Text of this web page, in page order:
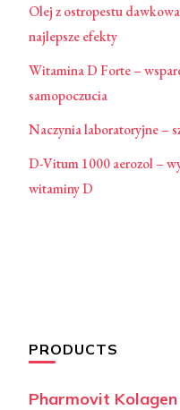
Olej z ostropestu
najlepsze efekty
Witamina D Forte –
samopoczucia
Naczynia laboratoryjne –
D-Vitum 1000 aerozol –
witaminy D
PRODUCTS
Pharmovit